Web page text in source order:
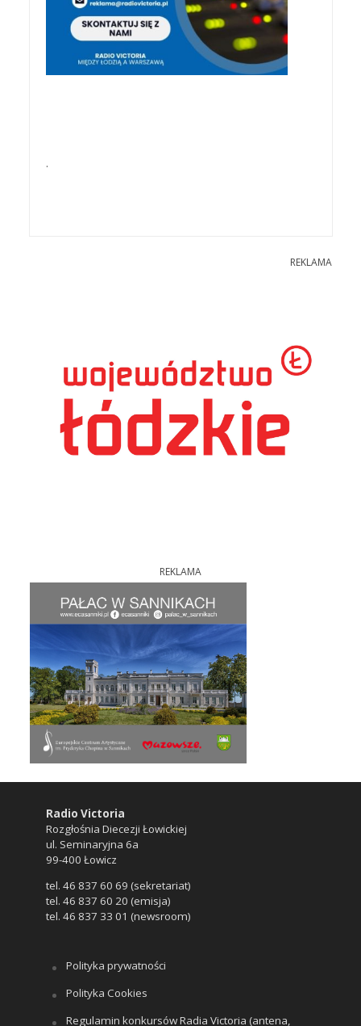
.
REKLAMA
REKLAMA
Radio Victoria
Rozgłośnia Diecezji Łowickiej
ul. Seminaryjna 6a
99-400 Łowicz
tel. 46 837 60 69 (sekretariat)
tel. 46 837 60 20 (emisja)
tel. 46 837 33 01 (newsroom)
Polityka prywatności
Polityka Cookies
Regulamin konkursów Radia Victoria (antena,